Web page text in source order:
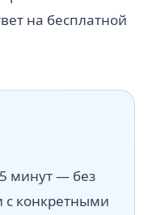
на бесплатной
минут — без
с конкретными